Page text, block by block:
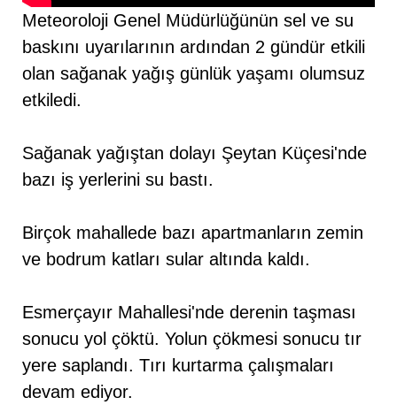
Meteoroloji Genel Müdürlüğünün sel ve su
baskını uyarılarının ardından 2 gündür etkili
olan sağanak yağış günlük yaşamı olumsuz
etkiledi.
Sağanak yağıştan dolayı Şeytan Küçesi'nde
bazı iş yerlerini su bastı.
Birçok mahallede bazı apartmanların zemin
ve bodrum katları sular altında kaldı.
Esmerçayır Mahallesi'nde derenin taşması
sonucu yol çöktü. Yolun çökmesi sonucu tır
yere saplandı. Tırı kurtarma çalışmaları
devam ediyor.